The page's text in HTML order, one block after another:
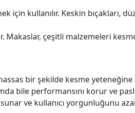
için kullanılır. Keskin bıçakları,
Makaslar, çeşitli malzemeleri
bir şekilde kesme yeteneğine
bile performansını korur ve
ve kullanıcı yorgunluğunu